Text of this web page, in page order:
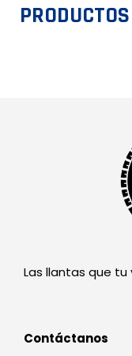
Las llantas que
Contáctanos